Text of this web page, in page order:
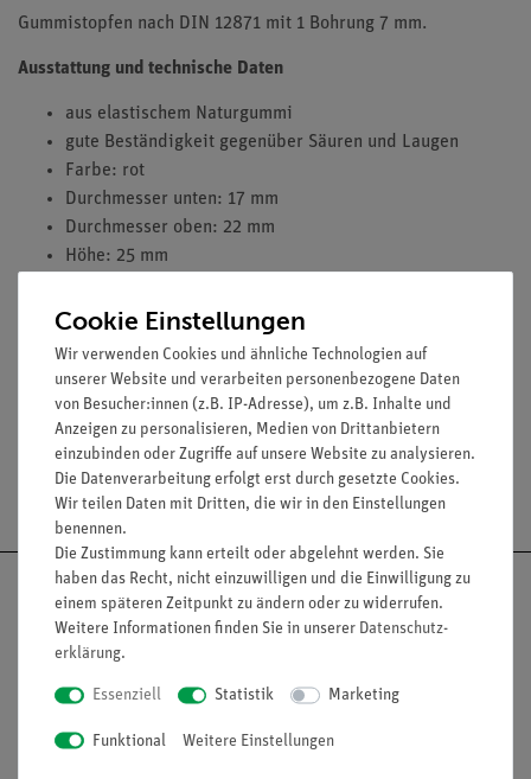
Gummistopfen nach DIN 12871 mit 1 Bohrung 7 mm.
Ausstattung und technische Daten
aus elastischem Naturgummi
gute Beständigkeit gegenüber Säuren und Laugen
Farbe: rot
Durchmesser unten: 17 mm
Durchmesser oben: 22 mm
Höhe: 25 mm
passend für:
Reagenzglas 18 x 180 mm und 20 x 180 mm
Geräte mit Stopfenbett SB 19
Versandkostenfrei ab 300,- €
Cookie Einstellungen
Wir verwenden Cookies und ähnliche Technologien auf
unserer Website und verarbeiten personenbezogene Daten
von Besucher:innen (z.B. IP-Adresse), um z.B. Inhalte und
Anzeigen zu personalisieren, Medien von Drittanbietern
einzubinden oder Zugriffe auf unsere Website zu analysieren.
Die Datenverarbeitung erfolgt erst durch gesetzte Cookies.
Wir teilen Daten mit Dritten, die wir in den Einstellungen
benennen.
Die Zustimmung kann erteilt oder abgelehnt werden. Sie
haben das Recht, nicht einzuwilligen und die Einwilligung zu
einem späteren Zeitpunkt zu ändern oder zu widerrufen.
Weitere Informationen finden Sie in unserer Daten­schutz­
erklärung.
Essenziell Statistik Marketing
Funktional Weitere Einstellungen